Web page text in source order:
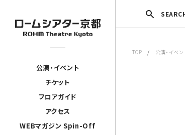
公演・イベント
チケット
フロアガイド
アクセス
WEBマガジン Spin-Off
TOP / 公演・イベン